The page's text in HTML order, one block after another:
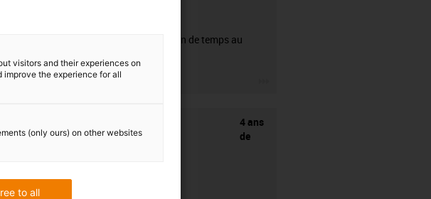
50% de gain de temps au
4 ans
de
visitors and their experiences on
improve the experience for all
(only ours) on other websites
to all